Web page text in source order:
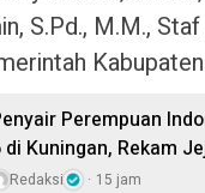
S.Pd., M.M.,
Perempuan
di Kuningan, Rekam
Redaksi 15 jam